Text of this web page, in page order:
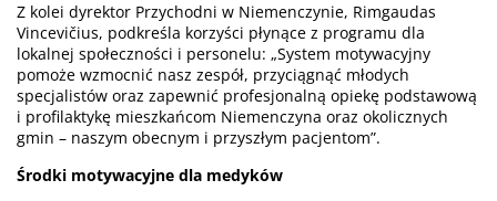
Z kolei dyrektor Przychodni w Niemenczynie, Rimgaudas
Vincevičius, podkreśla korzyści płynące z programu dla
lokalnej społeczności i personelu: „System motywacyjny
pomoże wzmocnić nasz zespół, przyciągnąć młodych
specjalistów oraz zapewnić profesjonalną opiekę podstawową
i profilaktykę mieszkańcom Niemenczyna oraz okolicznych
gmin – naszym obecnym i przyszłym pacjentom”.
Środki motywacyjne dla medyków